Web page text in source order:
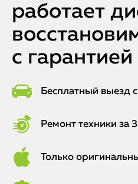
работает
с гарантией
Бесплатный выезд
Ремонт техники за
Только